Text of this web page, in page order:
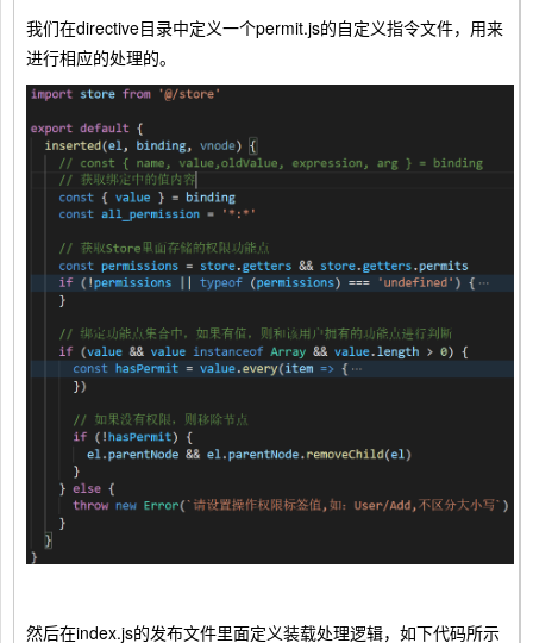
我们在directive目录中定义一个permit.js的自定义指令文件，用来
进行相应的处理的。
然后在index.js的发布文件里面定义装载处理逻辑，如下代码所示